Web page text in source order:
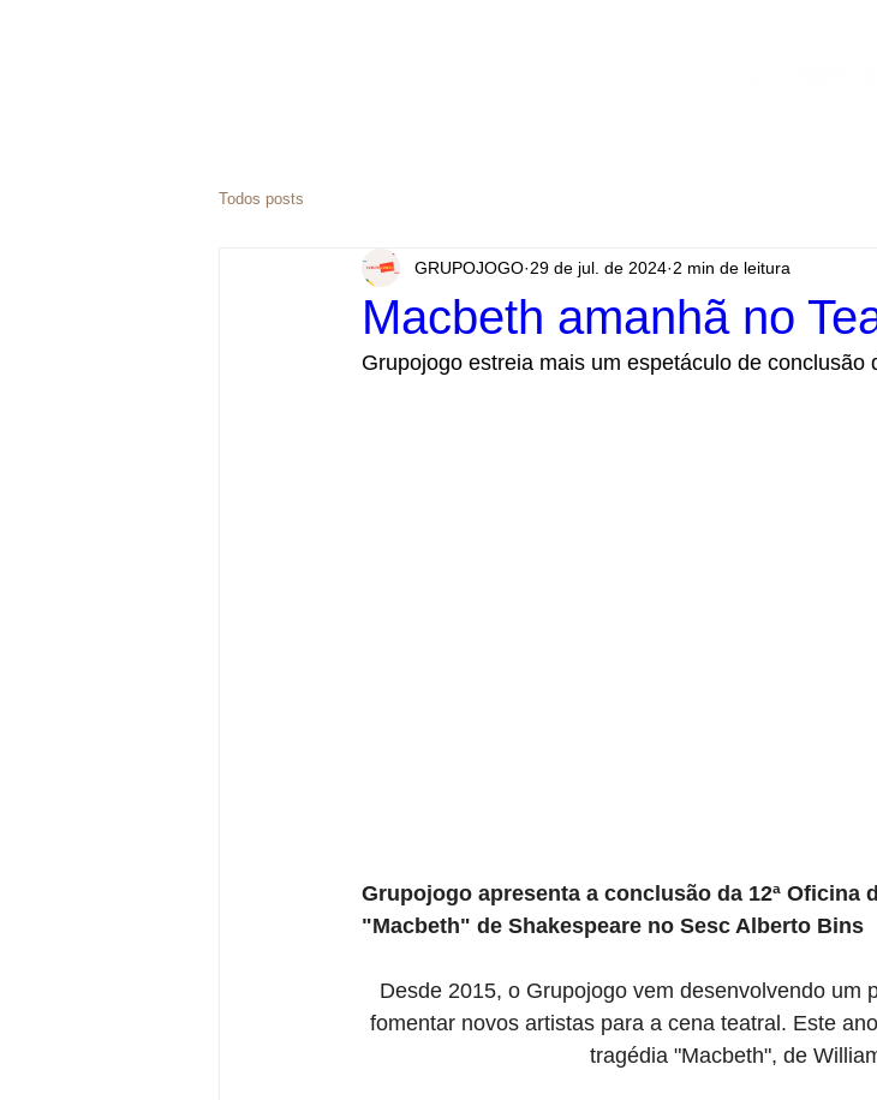
Todos posts
Macbeth amanhã no
GRUPOJOGO 29 de jul. de 2024 2 min de leitura
Grupojogo estreia mais um espetáculo de conclusão
Grupojogo apresenta a conclusão da 12ª Oficina
"Macbeth" de Shakespeare no Sesc Alberto Bins
Desde 2015, o Grupojogo vem desenvolvendo um
fomentar novos artistas para a cena teatral. Este
tragédia "Macbeth", de